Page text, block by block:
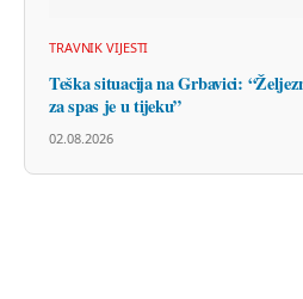
TRAVNIK VIJESTI
Teška situacija na Grbavici:
za spas je u tijeku”
02.08.2026